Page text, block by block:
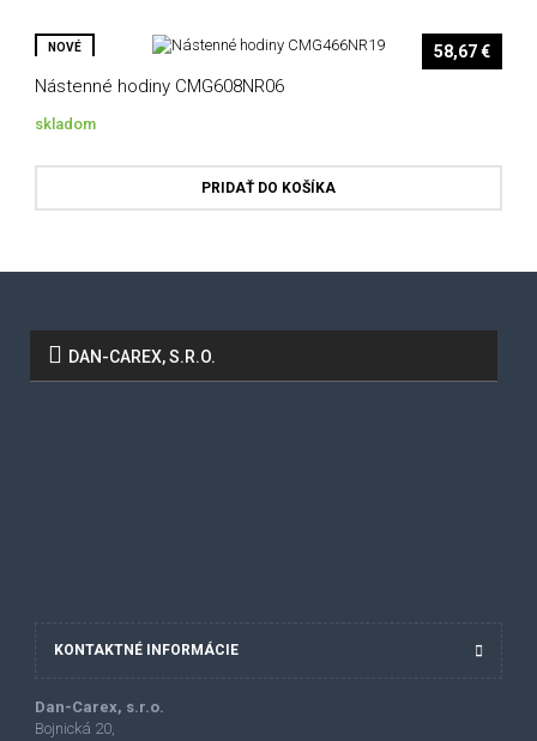
NOVÉ
Nástenné hodiny CMG608NR06
skladom
58,67 €
PRIDAŤ DO KOŠÍKA
DAN-CAREX, S.R.O.
KONTAKTNÉ INFORMÁCIE
Dan-Carex, s.r.o.
Bojnická 20,